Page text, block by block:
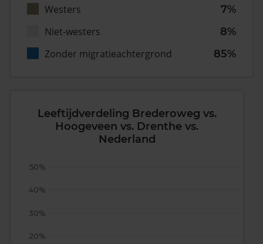
Westers
7%
Niet-westers
8%
Zonder migratieachtergrond
85%
Leeftijdverdeling Brederoweg vs.
Hoogeveen vs. Drenthe vs.
Nederland
20%
30%
40%
50%